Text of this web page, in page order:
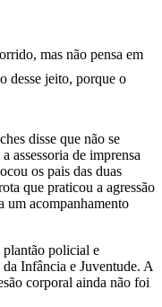
mas não pensa em
desse jeito, porque o
disse que não se
assessoria de imprensa
os pais das duas
que praticou a agressão
um acompanhamento
policial e
Infância e Juventude. A
corporal ainda não foi